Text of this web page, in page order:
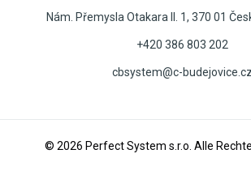
Nám. Přemysla Otakara II. 1, 370 01
+420 386 803 202
cbsystem@c-budejovice.cz
© 2026 Perfect System s.r.o . Alle